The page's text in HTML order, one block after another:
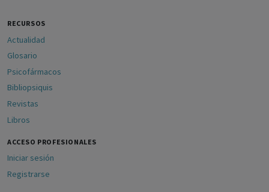
RECURSOS
Actualidad
Glosario
Psicofármacos
Bibliopsiquis
Revistas
Libros
ACCESO PROFESIONALES
Iniciar sesión
Registrarse